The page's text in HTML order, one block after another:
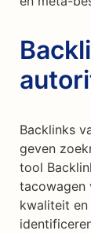
Backlinks
geven
tool
tacowagen
kwaliteit en